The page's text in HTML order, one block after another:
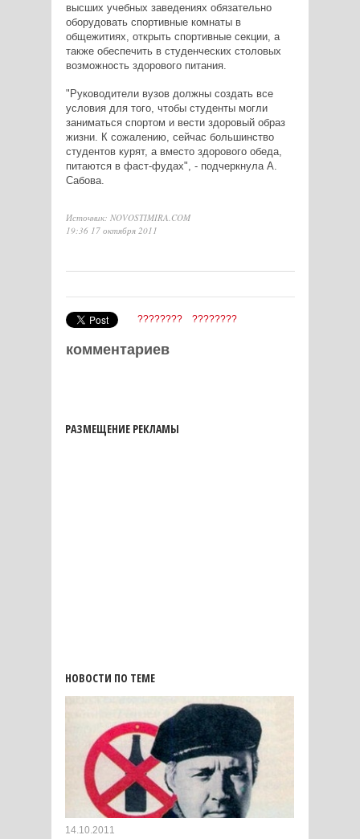
высших учебных заведениях обязательно
оборудовать спортивные комнаты в
общежитиях, открыть спортивные секции, а
также обеспечить в студенческих столовых
возможность здорового питания.
"Руководители вузов должны создать все
условия для того, чтобы студенты могли
заниматься спортом и вести здоровый образ
жизни. К сожалению, сейчас большинство
студентов курят, а вместо здорового обеда,
питаются в фаст-фудах", - подчеркнула А.
Сабова.
Источник: NOVOSTIMIRA.COM
19:36 17 октября 2011
???????? ????????
комментариев
РАЗМЕЩЕНИЕ РЕКЛАМЫ
НОВОСТИ ПО ТЕМЕ
14.10.2011